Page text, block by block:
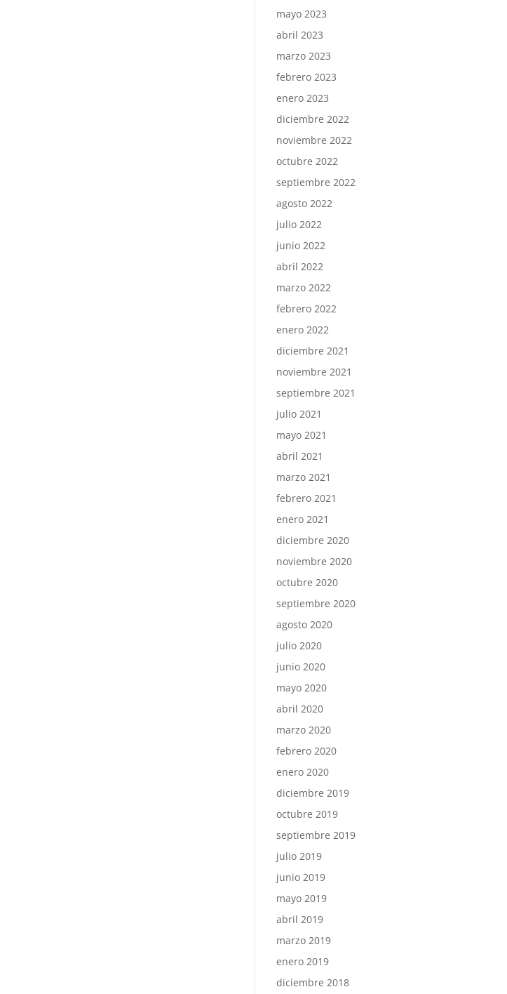
mayo 2023
abril 2023
marzo 2023
febrero 2023
enero 2023
diciembre 2022
noviembre 2022
octubre 2022
septiembre 2022
agosto 2022
julio 2022
junio 2022
abril 2022
marzo 2022
febrero 2022
enero 2022
diciembre 2021
noviembre 2021
septiembre 2021
julio 2021
mayo 2021
abril 2021
marzo 2021
febrero 2021
enero 2021
diciembre 2020
noviembre 2020
octubre 2020
septiembre 2020
agosto 2020
julio 2020
junio 2020
mayo 2020
abril 2020
marzo 2020
febrero 2020
enero 2020
diciembre 2019
octubre 2019
septiembre 2019
julio 2019
junio 2019
mayo 2019
abril 2019
marzo 2019
enero 2019
diciembre 2018